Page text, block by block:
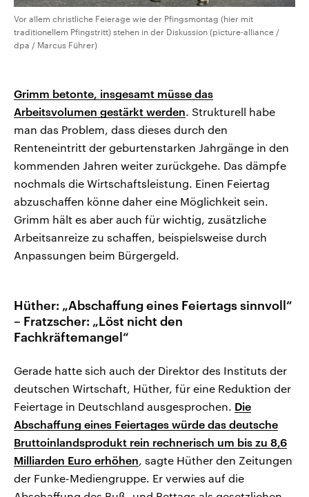
Vor allem christliche Feierage wie der Pfingsmontag (hier mit
traditionellem Pfingstritt) stehen in der Diskussion (picture-alliance /
dpa / Marcus Führer)
Grimm betonte, insgesamt müsse das
Arbeitsvolumen gestärkt werden. Strukturell habe
man das Problem, dass dieses durch den
Renteneintritt der geburtenstarken Jahrgänge in den
kommenden Jahren weiter zurückgehe. Das dämpfe
nochmals die Wirtschaftsleistung. Einen Feiertag
abzuschaffen könne daher eine Möglichkeit sein.
Grimm hält es aber auch für wichtig, zusätzliche
Arbeitsanreize zu schaffen, beispielsweise durch
Anpassungen beim Bürgergeld.
Hüther: „Abschaffung eines Feiertags sinnvoll“
– Fratzscher: „Löst nicht den
Fachkräftemangel“
Gerade hatte sich auch der Direktor des Instituts der
deutschen Wirtschaft, Hüther, für eine Reduktion der
Feiertage in Deutschland ausgesprochen. Die
Abschaffung eines Feiertages würde das deutsche
Bruttoinlandsprodukt rein rechnerisch um bis zu 8,6
Milliarden Euro erhöhen, sagte Hüther den Zeitungen
der Funke-Mediengruppe. Er verwies auf die